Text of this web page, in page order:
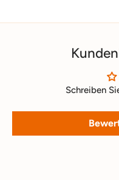
Schreiben